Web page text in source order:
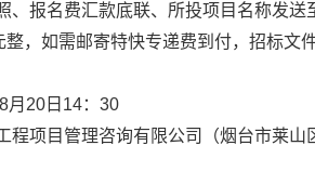
、报名费汇款底联、所投项目名称发送
整，如需邮寄特快专递费到付，招标文
月20日14：30
程项目管理咨询有限公司（烟台市莱山